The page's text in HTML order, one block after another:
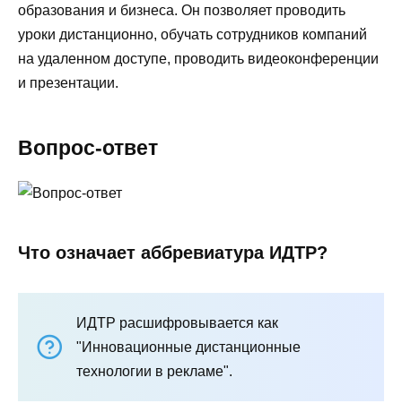
образования и бизнеса. Он позволяет проводить
уроки дистанционно, обучать сотрудников компаний
на удаленном доступе, проводить видеоконференции
и презентации.
Вопрос-ответ
Что означает аббревиатура ИДТР?
ИДТР расшифровывается как
"Инновационные дистанционные
технологии в рекламе".